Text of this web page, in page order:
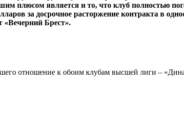
плюсом является и то, что клуб полностью
за досрочное расторжение контракта в
«Вечерний Брест».
отношение к обоим клубам высшей лиги –